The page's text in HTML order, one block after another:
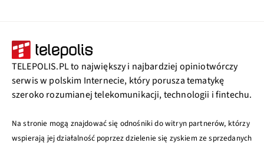
TELEPOLIS.PL to największy i najbardziej opiniotwórczy
serwis w polskim Internecie, który porusza tematykę
szeroko rozumianej telekomunikacji, technologii i fintechu.
Na stronie mogą znajdować się odnośniki do witryn partnerów, którzy
wspierają jej działalność poprzez dzielenie się zyskiem ze sprzedanych